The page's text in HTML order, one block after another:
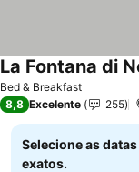
Bed & Breakfast
La Fontana di
8,8 Excelente 255
Selecione as
exatos.